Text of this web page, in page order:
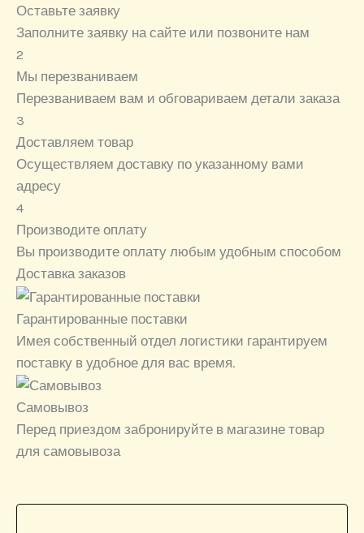
Оставьте заявку
Заполните заявку на сайте или позвоните нам
2
Мы перезваниваем
Перезваниваем вам и обговариваем детали заказа
3
Доставляем товар
Осуществляем доставку по указанному вами
адресу
4
Производите оплату
Вы производите оплату любым удобным способом
Доставка заказов
Гарантированные поставки
Имея собственный отдел логистики гарантируем
поставку в удобное для вас время.
Самовывоз
Перед приездом забронируйте в магазине товар
для самовывоза